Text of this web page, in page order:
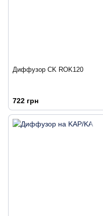
Диффузор CK ROK120
722 грн